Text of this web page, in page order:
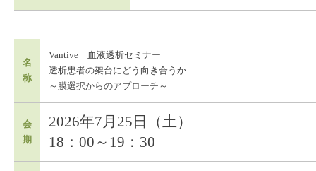
名
称
Vantive 血液透析セミナー
透析患者の架台にどう向き合うか
～膜選択からのアプローチ～
会
期
2026年7月25日（土）
18：00～19：30